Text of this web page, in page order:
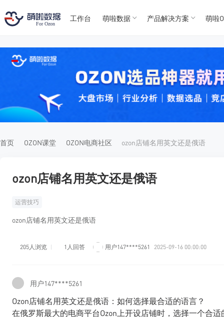
For
For
工作台 萌啦数据 产品解决方案 萌啦
首页 OZON课堂 OZON电商社区 ozon店铺名用英文还是俄语
ozon店铺名用英文还是俄语
运营技巧
ozon店铺名用英文还是俄语
205人浏览 1人回答 用户147****5261 2025-09-16 00:00:00
用户147****5261
Ozon店铺名用英文还是俄语：如何选择最合适的语言？
在俄罗斯最大的电商平台Ozon上开设店铺时，选择一个合